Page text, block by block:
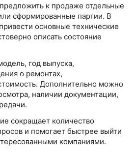
к продаже отдельные
сформированные партии. В
основные технические
описать состояние
год выпуска,
о ремонтах,
Дополнительно можно
наличии документации,
сокращает количество
и помогает быстрее выйти
компаниями.